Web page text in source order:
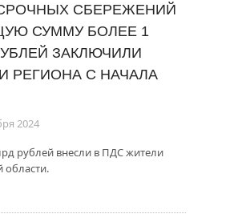
СБЕРЕЖЕНИЙ
СУММУ БОЛЕЕ 1
ЗАКЛЮЧИЛИ
РЕГИОНА С НАЧАЛА
2024
рублей внесли в ПДС жители
области.